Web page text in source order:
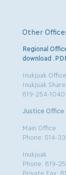
Other
Regional
download
Inukjuak Office
Inukjuak
819-254-1040
Justice Office
Main Office
Phone: 514-
Inukjuak
Phone: 819-
Private Fax: